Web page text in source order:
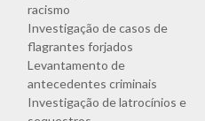
racismo
Investigação de casos de
flagrantes forjados
Levantamento de
antecedentes criminais
Investigação de latrocínios e